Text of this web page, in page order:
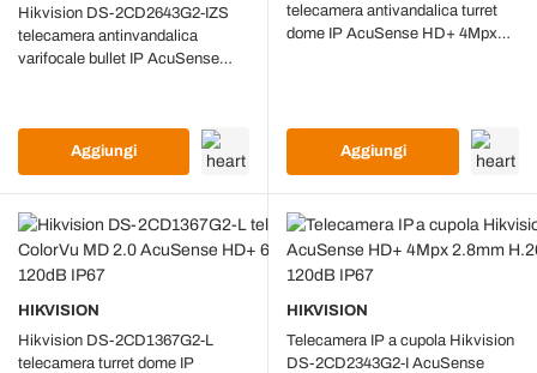
Hikvision DS-2CD2643G2-IZS
telecamera antinvandalica
varifocale bullet IP AcuSense
IK10
Aggiungi
telecamera antivandalica turret
dome IP AcuSense HD+ 4Mpx
Aggiungi
HIKVISION
Hikvision DS-2CD1367G2-L
telecamera turret dome IP
HIKVISION
Telecamera IP a cupola Hikvision
DS-2CD2343G2-I AcuSense